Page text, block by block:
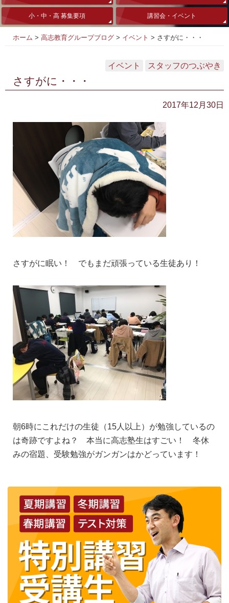
小・中・高 募集要項 講習会・イベント
ホーム > 高志教育グループブログ > イベント > さすがに・・・
イベント スタッフのつぶやき
さすがに・・・
2017年12月30日
さすがに眠い！ でもまだ頑張っている生徒あり！
朝6時にこれだけの生徒（15人以上）が勉強しているの
は奇跡ですよね？ 本当に高志塾生はすごい！ 冬休
みの宿題、受験勉強がガンガンはかどっています！